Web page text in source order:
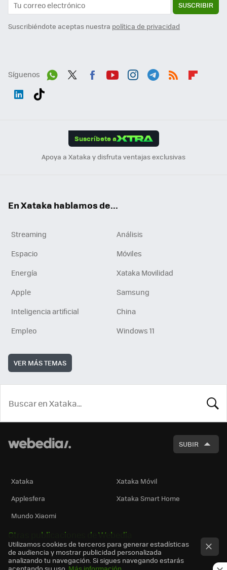
SUSCRIBIR
Suscribiéndote aceptas nuestra política de privacidad
Síguenos
Suscríbete a
Apoya a Xataka y disfruta ventajas exclusivas
En Xataka hablamos de...
Streaming
Análisis
Espacio
Móviles
Energía
Xataka Movilidad
Apple
Samsung
Inteligencia artificial
China
Empleo
Windows 11
VER MÁS TEMAS
SUBIR
Xataka
Xataka Móvil
Applesfera
Xataka Smart Home
Mundo Xiaomi
Otras publicaciones de Webedia
Utilizamos cookies de terceros para generar estadísticas
de audiencia y mostrar publicidad personalizada
analizando tu navegación. Si sigues navegando estarás